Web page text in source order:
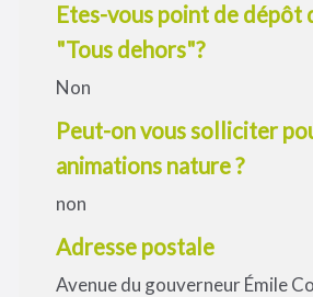
Etes-vous point de dépôt
"Tous dehors"?
Non
Peut-on vous solliciter
animations nature ?
non
Adresse postale
Avenue du gouverneur Émile